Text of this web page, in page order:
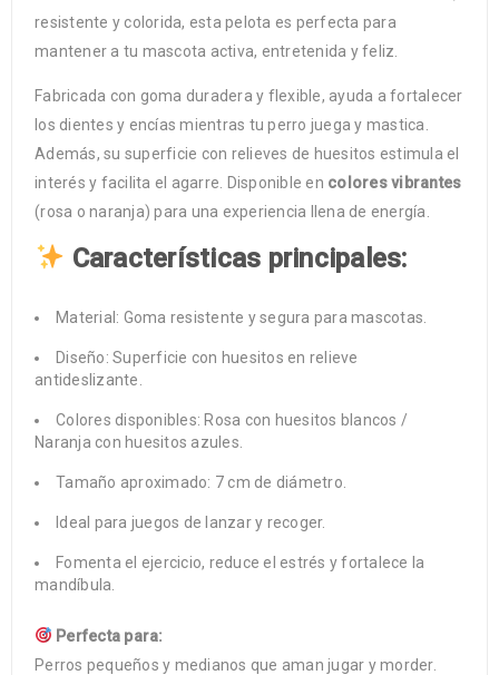
resistente y colorida, esta pelota es perfecta para
mantener a tu mascota activa, entretenida y feliz.
Fabricada con goma duradera y flexible, ayuda a fortalecer
los dientes y encías mientras tu perro juega y mastica.
Además, su superficie con relieves de huesitos estimula el
interés y facilita el agarre. Disponible en colores vibrantes
(rosa o naranja) para una experiencia llena de energía.
Características principales:
Material: Goma resistente y segura para mascotas.
Diseño: Superficie con huesitos en relieve
antideslizante.
Colores disponibles: Rosa con huesitos blancos /
Naranja con huesitos azules.
Tamaño aproximado: 7 cm de diámetro.
Ideal para juegos de lanzar y recoger.
Fomenta el ejercicio, reduce el estrés y fortalece la
mandíbula.
Perfecta para:
Perros pequeños y medianos que aman jugar y morder.